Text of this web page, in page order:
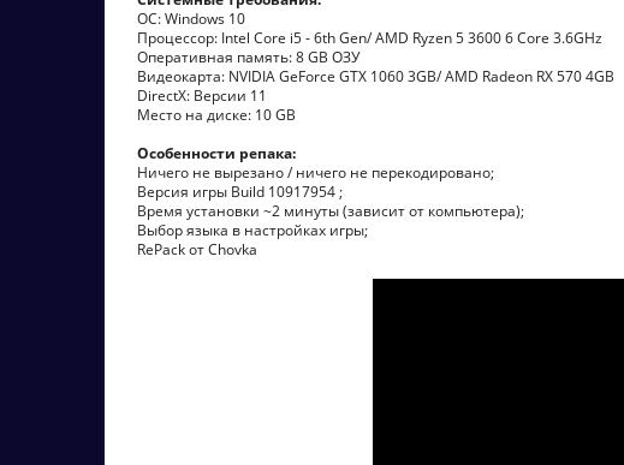
ОС: Windows 10
Процессор: Intel Core i5 - 6th Gen/ AMD Ryzen 5 3600 6 Core 3.6GHz
Оперативная память: 8 GB ОЗУ
Видеокарта: NVIDIA GeForce GTX 1060 3GB/ AMD Radeon RX 570 4GB
DirectX: Версии 11
Место на диске: 10 GB
Особенности репака:
Ничего не вырезано / ничего не перекодировано;
Версия игры Build 10917954 ;
Время установки ~2 минуты (зависит от компьютера);
Выбор языка в настройках игры;
RePack от Chovka